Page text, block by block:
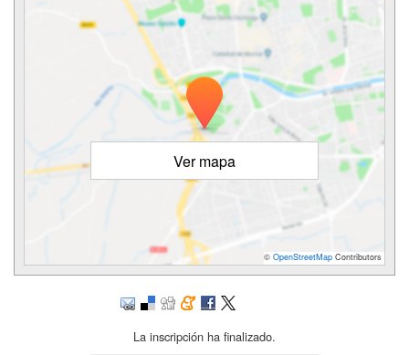
Ver mapa
© OpenStreetMap Contributors
La inscripción ha finalizado.